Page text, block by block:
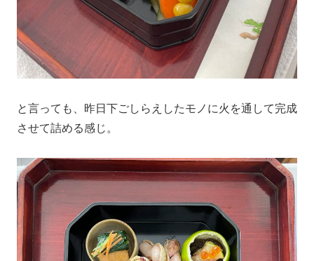
と言っても、昨日下ごしらえしたモノに火を通して完成
させて詰める感じ。